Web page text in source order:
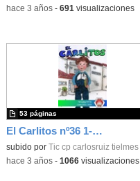
-hace 3 años- 691 visualizaciones
El Carlitos nº36 1-2ºTrim 22-23
subido por Tic cp carlosruiz tielmes
53 páginas
-hace 3 años- 1066visualizaciones